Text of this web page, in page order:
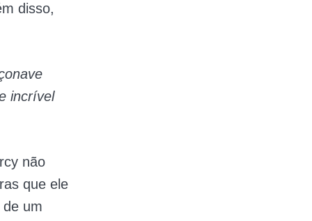
disso,
incrível
não
que ele
um